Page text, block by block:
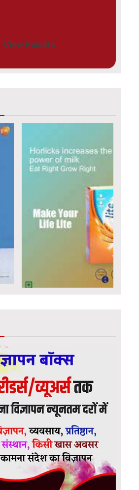
View Results